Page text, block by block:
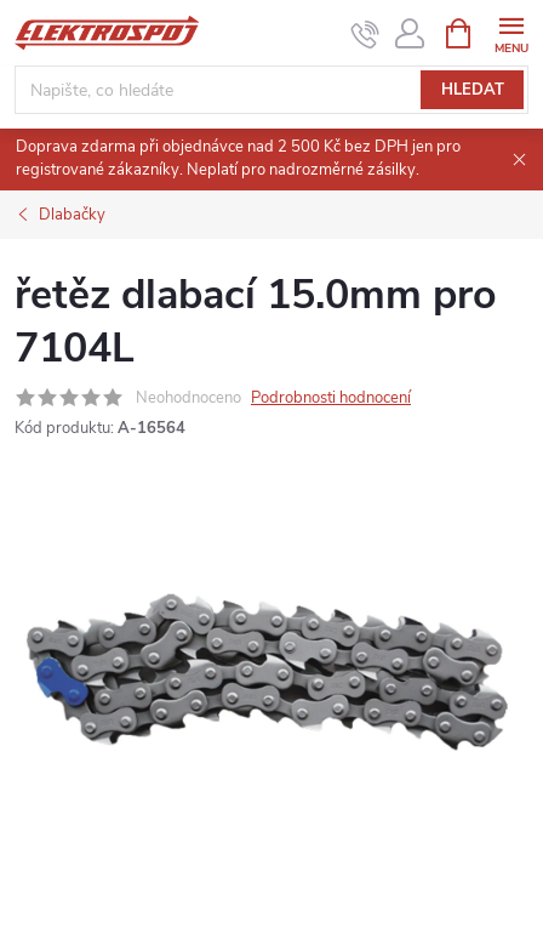
Přejít
na
obsah
HLEDAT
NÁKUPNÍ
KOŠÍK
Doprava zdarma při objednávce nad 2 500 Kč bez DPH jen pro
registrované zákazníky. Neplatí pro nadrozměrné zásilky.
Dlabačky
řetěz dlabací 15.0mm pro
7104L
Neohodnoceno Podrobnosti hodnocení
Kód produktu: A-16564